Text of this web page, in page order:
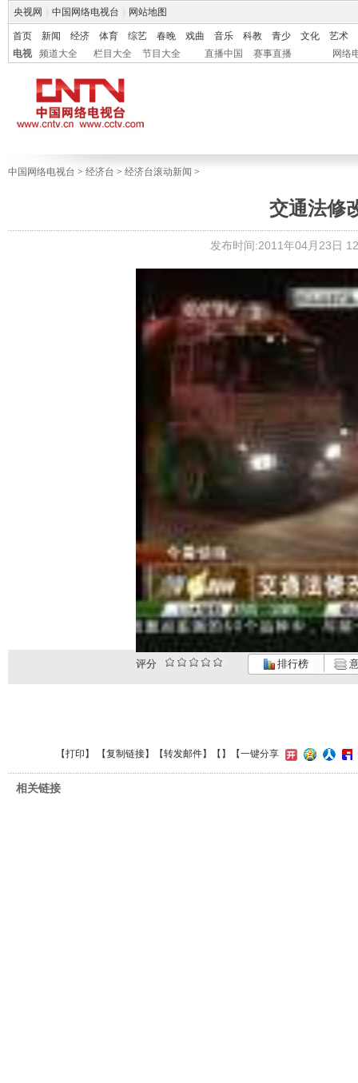
央视网 中国网络电视台 网站地图
首页 新闻 经济 体育 综艺 春晚 戏曲 音乐 科教 青少 文化
艺术
电视
频道大全 栏目大全 节目大全 直播中国 赛事直播 网络
中国网络电视台 > 经济台 > 经济台滚动新闻 >
交通法修
发布时间:2011年04月23日
评分 排行榜
【打印 】 【复制链接】【转发邮件】【 】 【一键分享
相关链接